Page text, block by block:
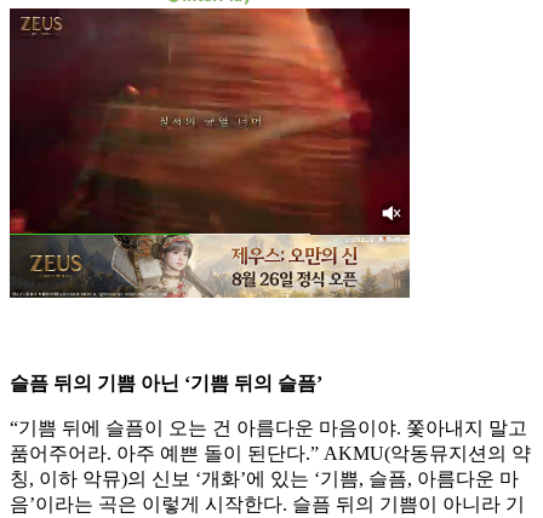
슬픔 뒤의 기쁨 아닌 ‘기쁨 뒤의 슬픔’
“기쁨 뒤에 슬픔이 오는 건 아름다운 마음이야. 쫓아내지 말고
품어주어라. 아주 예쁜 돌이 된단다.” AKMU(악동뮤지션의 약
칭, 이하 악뮤)의 신보 ‘개화’에 있는 ‘기쁨, 슬픔, 아름다운 마
음’이라는 곡은 이렇게 시작한다. 슬픔 뒤의 기쁨이 아니라 기